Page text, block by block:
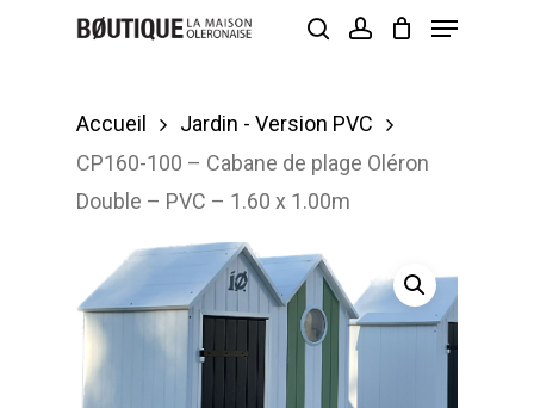
Menu
Accueil
Jardin - Version PVC
CP160-100 – Cabane de plage Oléron
Double – PVC – 1.60 x 1.00m